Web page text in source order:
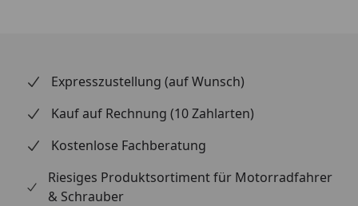
Expresszustellung (auf Wunsch)
Kauf auf Rechnung (10 Zahlarten)
Kostenlose Fachberatung
Riesiges Produktsortiment für Motorradfahrer
& Schrauber